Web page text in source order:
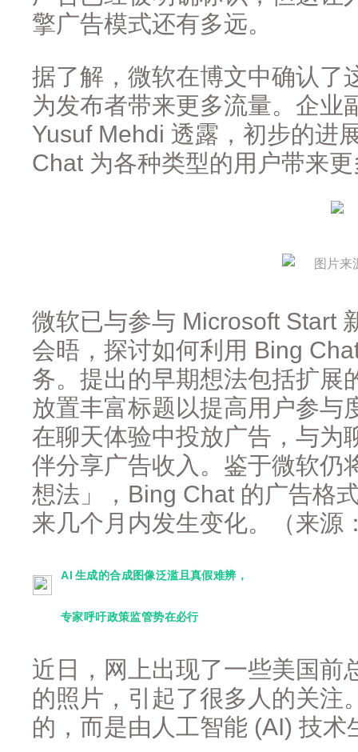
擎广告模式还有多远。
据了解，微软在博文中确认了
为发布者带来更多流量。企业
Yusuf Mehdi 透露，初步的进
Chat 为各种类型的用户带来
图片来
微软已与参与 Microsoft Start
会晤，探讨如何利用 Bing
务。提出的早期想法包括扩展
放置丰富标题以提高用户参与
在聊天体验中投放广告，与为
伴分享广告收入。鉴于微软仍
想法」，Bing Chat 的广告格
来几个月内发生变化。（来源
AI 生成的合成图像泛滥且真假难辨，
专家呼吁政策监管势在必行
近日，网上出现了一些美国前
的照片，引起了很多人的关注
的，而是由人工智能 (AI) 技术